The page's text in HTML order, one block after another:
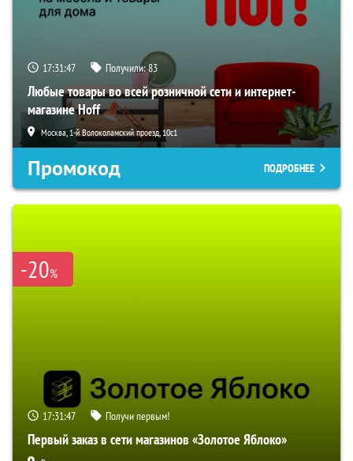
17:31:46 Получили:83
Любые товары во всей розничной сети и интернет-
магазине Hoff
Москва, 1-й Волоколамский проезд, 10с1
Промокод ПОДРОБНЕЕ
-20%
17:31:46 Получи первым!
Первый заказ в сети магазинов «Золотое Яблоко»